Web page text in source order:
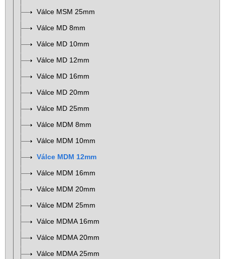
Válce MSM 25mm
Válce MD 8mm
Válce MD 10mm
Válce MD 12mm
Válce MD 16mm
Válce MD 20mm
Válce MD 25mm
Válce MDM 8mm
Válce MDM 10mm
Válce MDM 12mm
Válce MDM 16mm
Válce MDM 20mm
Válce MDM 25mm
Válce MDMA 16mm
Válce MDMA 20mm
Válce MDMA 25mm